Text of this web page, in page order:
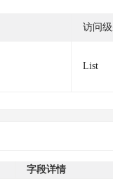
访问级
List
字段详情